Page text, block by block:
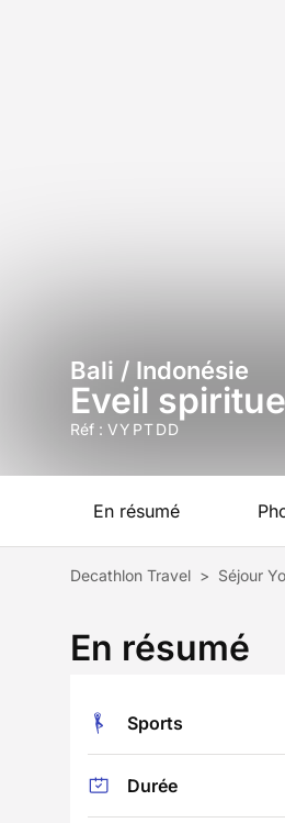
Bali / Indonésie
Eveil
Réf : VYPTDD
En résumé
Decathlon Travel > Séjour
En résumé
Sports
Durée